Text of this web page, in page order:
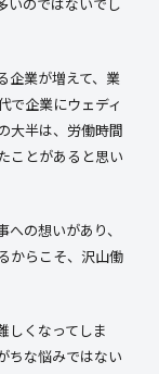
いのではないでし
企業が増えて、業
で企業にウェディ
大半は、労働時間
ことがあると思い
の想いがあり、
からこそ、沢山働
しくなってしま
ちな悩みではない